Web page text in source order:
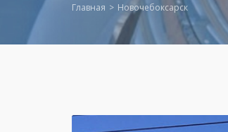
Главная Новочебоксарск